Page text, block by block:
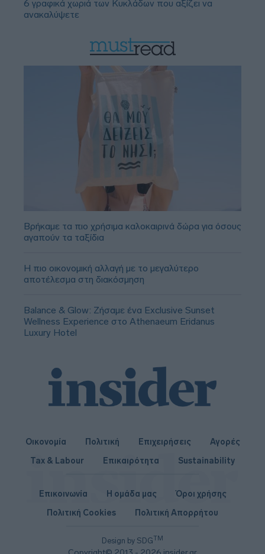
6 γραφικά χωριά των Κυκλάδων που αξίζει να
ανακαλύψετε
Βρήκαμε τα πιο χρήσιμα καλοκαιρινά δώρα για όσους
αγαπούν τα ταξίδια
Η πιο οικονομική αλλαγή με το μεγαλύτερο
αποτέλεσμα στη διακόσμηση
Balance & Glow: Ζήσαμε ένα Exclusive Sunset
Wellness Experience στο Athenaeum Eridanus
Luxury Hotel
Οικονομία Πολιτική Επιχειρήσεις
Αγορές
Tax & Labour
Επικαιρότητα Sustainability
Design by SDGTM
Επικοινωνία Η ομάδα μας
Όροι χρήσης
Πολιτική Cookies
Πολιτική Απορρήτου